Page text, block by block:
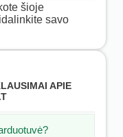
šioje
savo
APIE